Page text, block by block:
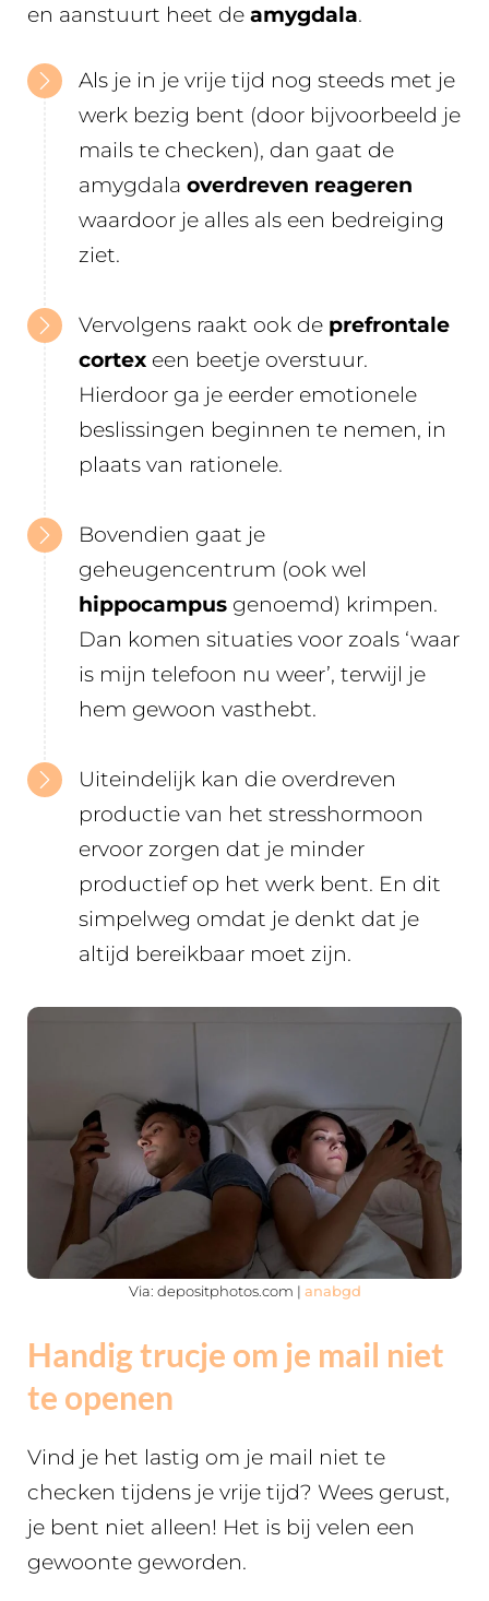
en aanstuurt heet de amygdala.
Als je in je vrije tijd nog steeds met je
werk bezig bent (door bijvoorbeeld je
mails te checken), dan gaat de
amygdala overdreven reageren
waardoor je alles als een bedreiging
ziet.
Vervolgens raakt ook de prefrontale
cortex een beetje overstuur.
Hierdoor ga je eerder emotionele
beslissingen beginnen te nemen, in
plaats van rationele.
Bovendien gaat je
geheugencentrum (ook wel
hippocampus genoemd) krimpen.
Dan komen situaties voor zoals ‘waar
is mijn telefoon nu weer’, terwijl je
hem gewoon vasthebt.
Uiteindelijk kan die overdreven
productie van het stresshormoon
ervoor zorgen dat je minder
productief op het werk bent. En dit
simpelweg omdat je denkt dat je
altijd bereikbaar moet zijn.
Via: depositphotos.com | anabgd
Handig trucje om je mail niet
te openen
Vind je het lastig om je mail niet te
checken tijdens je vrije tijd? Wees gerust,
je bent niet alleen! Het is bij velen een
gewoonte geworden.